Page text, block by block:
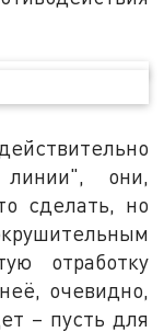
линии", они,
сделать, но
отработку
очевидно,
– пусть для